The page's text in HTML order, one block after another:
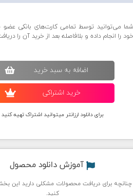
شما می‌توانید توسط تمامی کارت‌های بانکی
خود را انجام داده و بلافاصله بعد از خرید آن را
اضافه به سبد خريد
خريد اشتراکی
برای دانلود ارزانتر میتوانید اشتراک تهیه کنید
آموزش دانلود محصول
چنانچه برای دریافت محصولات مشکلی دارید این
کنید.